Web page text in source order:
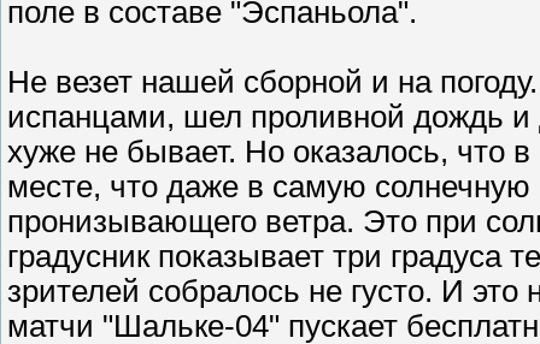
поле в составе "Эспаньола".
Не везет нашей сборной и на
испанцами, шел проливной дождь и
хуже не бывает. Но оказалось, что
месте, что даже в самую солнечную
пронизывающего ветра. Это при
градусник показывает три градуса
зрителей собралось не густо. И
матчи "Шальке-04" пускает